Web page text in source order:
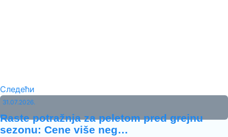
Следећи
31.07.2026.
Raste potražnja za peletom pred grejnu
sezonu: Cene više neg…